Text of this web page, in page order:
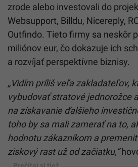
zrode alebo investovali do
Websupport, Billdu, Nicereply,
Outfindo. Tieto firmy sa neskôr
miliónov eur, čo dokazuje ich
a rozvíjať perspektívne biznisy.
„Vidím príliš veľa zakladateľov,
vybudovať stratové jednorožce
na získavanie ďalšieho
toho by sa mali zamerať na to,
hodnotu zákazníkom a
ziskový rast už od začiatku,“